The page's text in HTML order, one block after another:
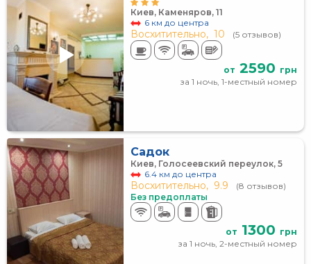
Киев, Каменяров, 11
6 км до центра
Восхитительно, 10 (5 отзывов)
от 2590 грн
за 1 ночь, 1-местный номер
Садок
Киев, Голосеевский переулок, 5
6.4 км до центра
Восхитительно, 9.9
(8 отзывов)
Без предоплаты
от 1300 грн
за 1 ночь, 2-местный номер